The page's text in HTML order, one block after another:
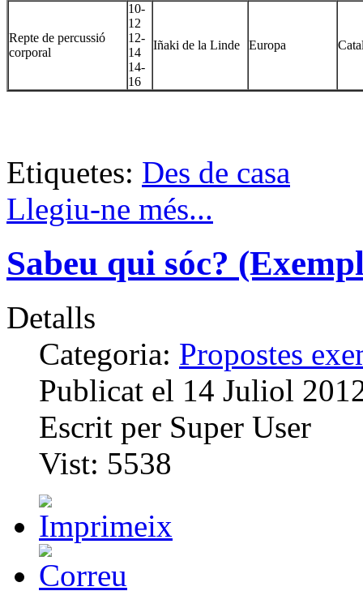
Repte de percussió
corporal
10-
12
12-
14
14-
16
Iñaki de la Linde Europa
Etiquetes: Des de casa
Llegiu-ne més...
Sabeu qui sóc?
Detalls
Categoria: Propostes
Publicat el 14 Juliol
Escrit per Super User
Vist: 5538